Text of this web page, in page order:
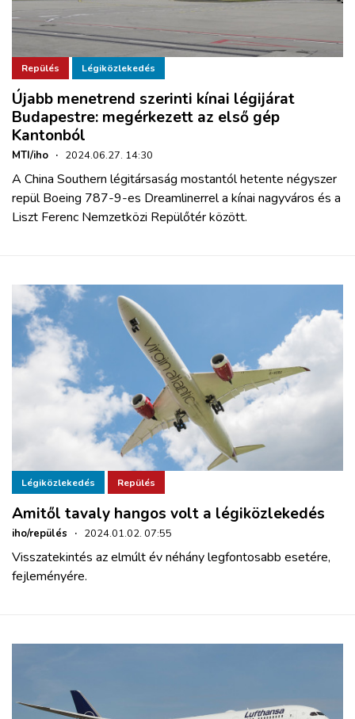
Repülés Légiközlekedés
Újabb menetrend szerinti kínai légijárat
Budapestre: megérkezett az első gép
Kantonból
MTI/iho · 2024.06.27. 14:30
A China Southern légitársaság mostantól hetente négyszer
repül Boeing 787-9-es Dreamlinerrel a kínai nagyváros és a
Liszt Ferenc Nemzetközi Repülőtér között.
Légiközlekedés Repülés
Amitől tavaly hangos volt a légiközlekedés
iho/repülés · 2024.01.02. 07:55
Visszatekintés az elmúlt év néhány legfontosabb esetére,
fejleményére.